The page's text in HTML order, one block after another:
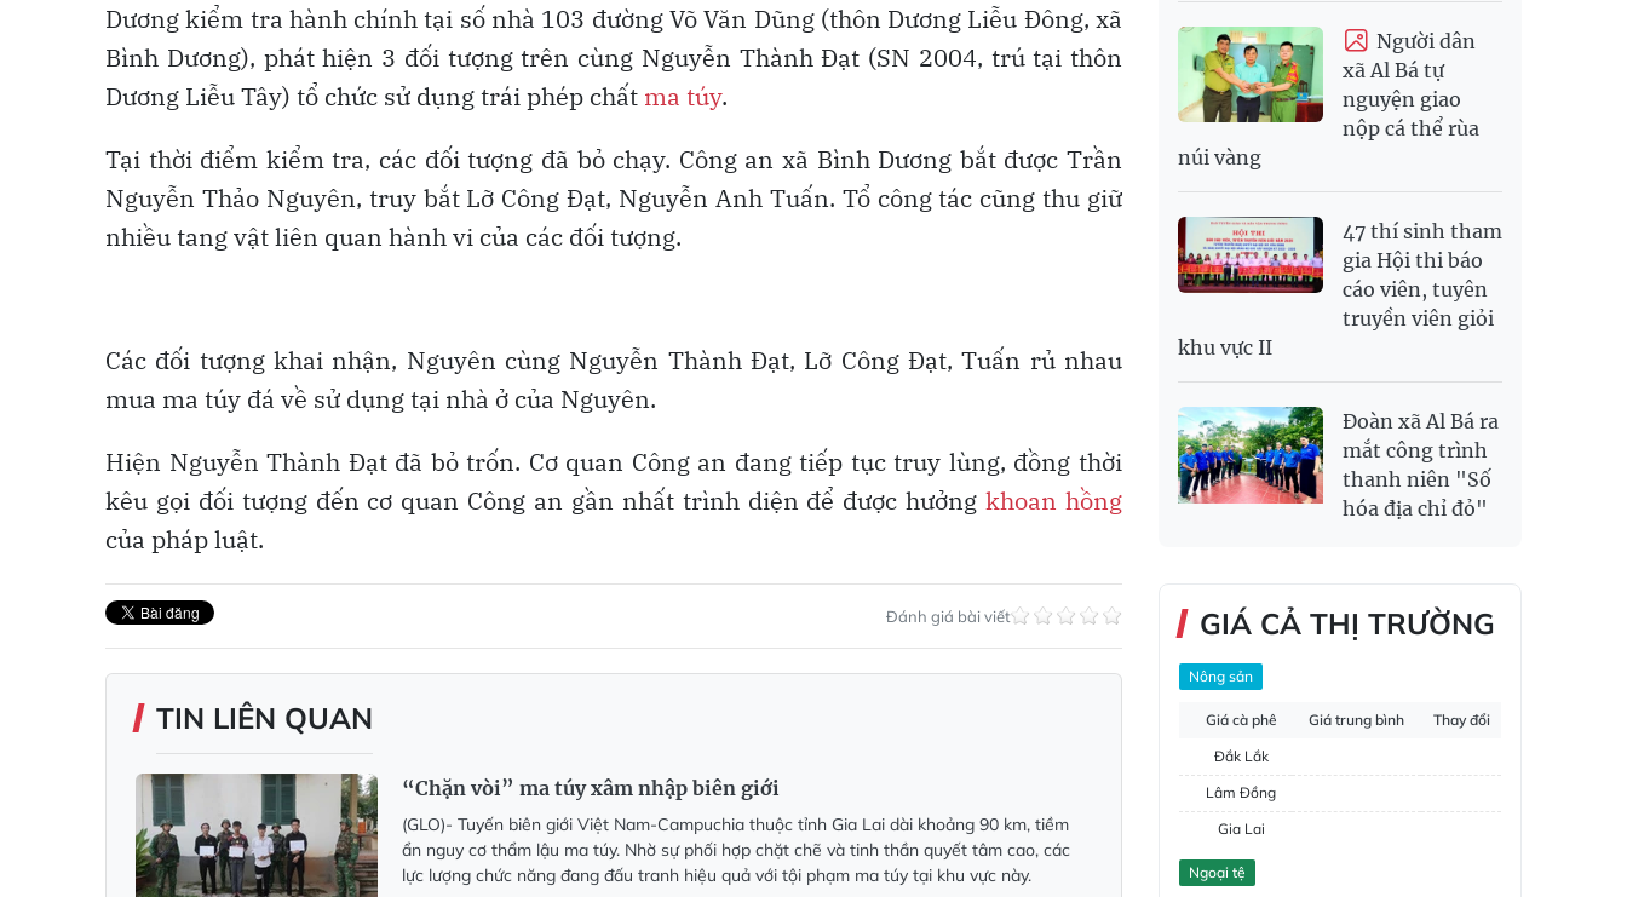
Dương kiểm tra hành chính tại số nhà 103 đường Võ Văn Dũng (thôn Dương Liễu Đông, xã
Bình Dương), phát hiện 3 đối tượng trên cùng Nguyễn Thành Đạt (SN 2004, trú tại thôn
Dương Liễu Tây) tổ chức sử dụng trái phép chất ma túy.
Tại thời điểm kiểm tra, các đối tượng đã bỏ chạy. Công an xã Bình Dương bắt được Trần
Nguyễn Thảo Nguyên, truy bắt Lỡ Công Đạt, Nguyễn Anh Tuấn. Tổ công tác cũng thu giữ
nhiều tang vật liên quan hành vi của các đối tượng.
Các đối tượng khai nhận, Nguyên cùng Nguyễn Thành Đạt, Lỡ Công Đạt, Tuấn rủ nhau
mua ma túy đá về sử dụng tại nhà ở của Nguyên.
Hiện Nguyễn Thành Đạt đã bỏ trốn. Cơ quan Công an đang tiếp tục truy lùng, đồng thời
kêu gọi đối tượng đến cơ quan Công an gần nhất trình diện để được hưởngkhoan hồng
của pháp luật.
Đánh giá bài viết
TIN LIÊN QUAN
“Chặn vòi” ma túy xâm nhập biên giới
(GLO)- Tuyến biên giới Việt Nam-Campuchia thuộc tỉnh Gia Lai dài khoảng 90 km, tiềm
ẩn nguy cơ thẩm lậu ma túy. Nhờ sự phối hợp chặt chẽ và tinh thần quyết tâm cao, các
lực lượng chức năng đang đấu tranh hiệu quả với tội phạm ma túy tại khu vực này.
Người dân
xã Al Bá tự
nguyện giao
nộp cá thể rùa
núi vàng
47 thí sinh tham
gia Hội thi báo
cáo viên, tuyên
truyền viên giỏi
khu vực II
Đoàn xã Al Bá ra
mắt công trình
thanh niên "Số
hóa địa chỉ đỏ"
GIÁ CẢ THỊ TRƯỜNG
Nông sản
Giá cà phê Giá trung bình
Thay đổi
Đắk Lắk
Lâm Đồng
Gia Lai
Đắk Nông
Ngoại tệ